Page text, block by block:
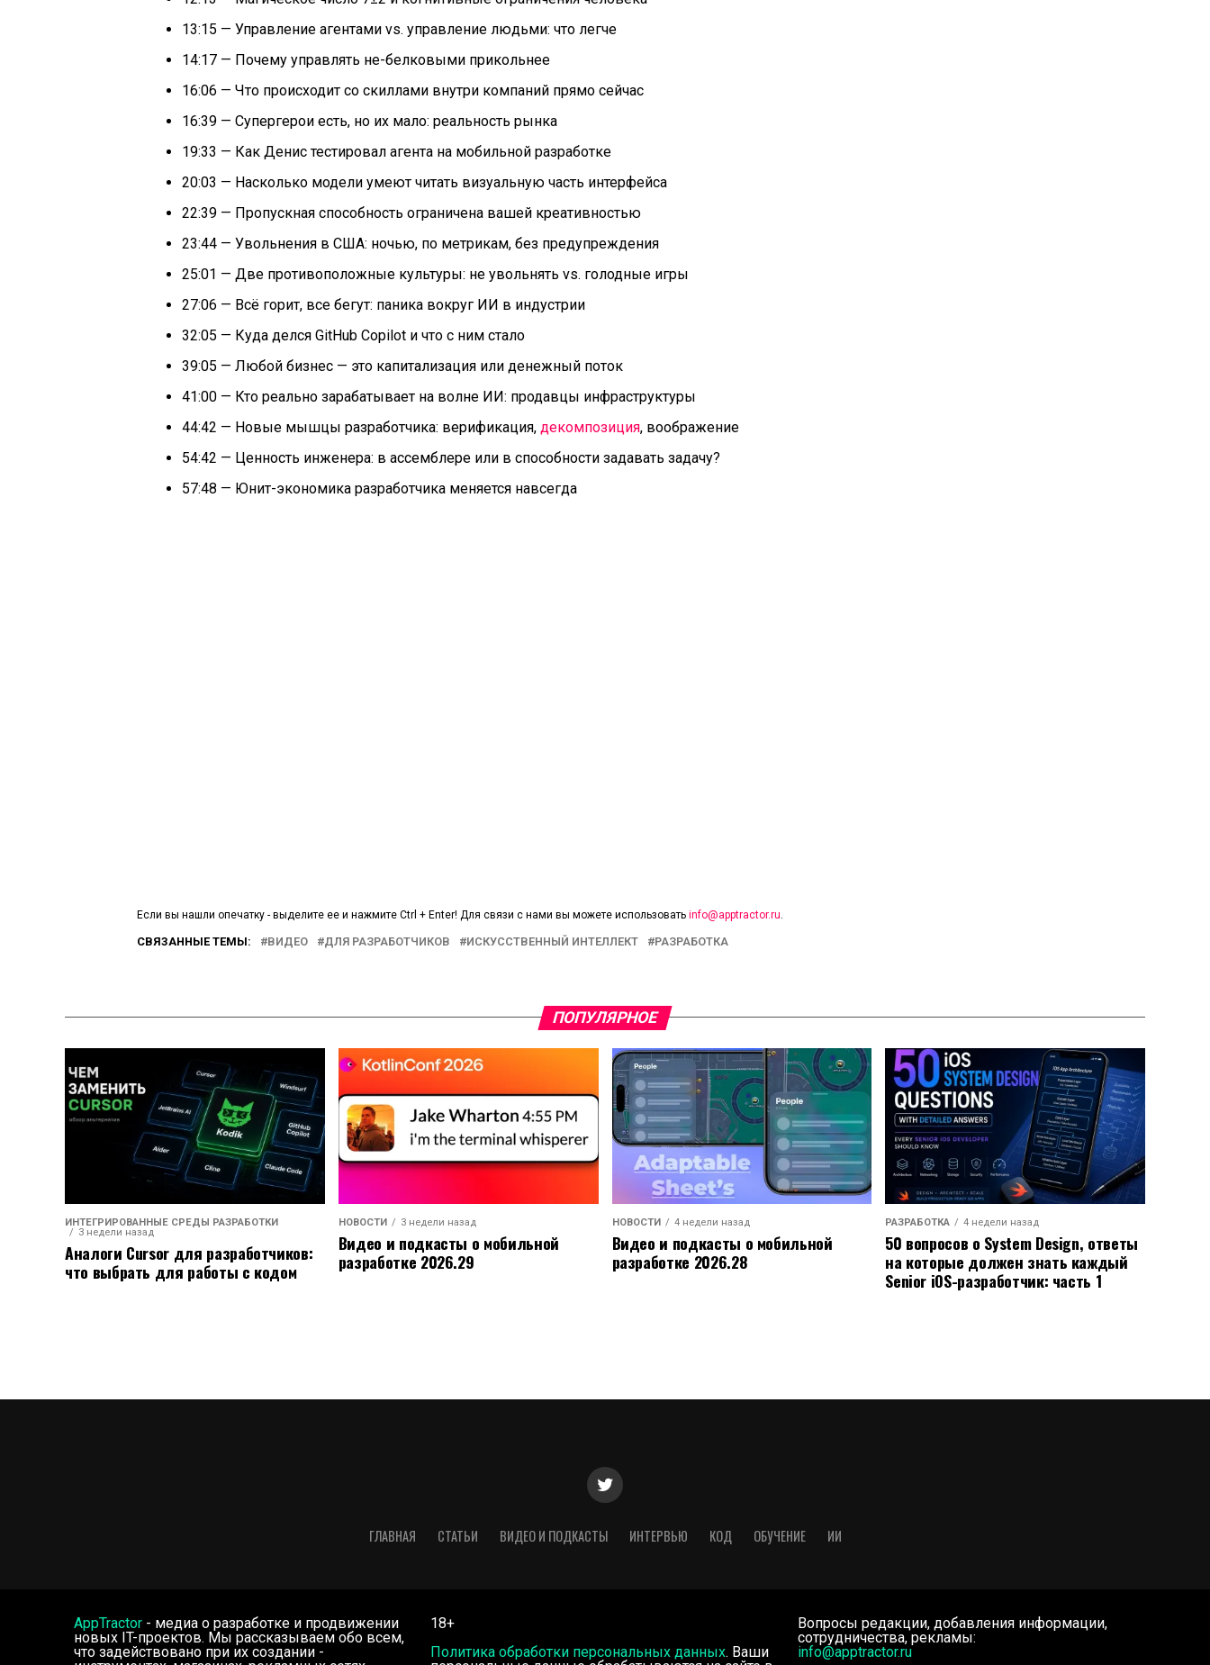
13:15 — Управление агентами vs. управление людьми: что легче
14:17 — Почему управлять не-белковыми прикольнее
16:06 — Что происходит со скиллами внутри компаний прямо сейчас
16:39 — Супергерои есть, но их мало: реальность рынка
19:33 — Как Денис тестировал агента на мобильной разработке
20:03 — Насколько модели умеют читать визуальную часть интерфейса
22:39 — Пропускная способность ограничена вашей креативностью
23:44 — Увольнения в США: ночью, по метрикам, без предупреждения
25:01 — Две противоположные культуры: не увольнять vs. голодные игры
27:06 — Всё горит, все бегут: паника вокруг ИИ в индустрии
32:05 — Куда делся GitHub Copilot и что с ним стало
39:05 — Любой бизнес — это капитализация или денежный поток
41:00 — Кто реально зарабатывает на волне ИИ: продавцы инфраструктуры
44:42 — Новые мышцы разработчика: верификация, декомпозиция, воображение
54:42 — Ценность инженера: в ассемблере или в способности задавать задачу?
57:48 — Юнит-экономика разработчика меняется навсегда
Если вы нашли опечатку - выделите ее и нажмите Ctrl + Enter! Для связи с нами вы можете использовать info@apptractor.ru
СВЯЗАННЫЕ ТЕМЫ: ВИДЕО ДЛЯ РАЗРАБОТЧИКОВ ИСКУССТВЕННЫЙ ИНТЕЛЛЕКТ РАЗРАБОТКА
ПОПУЛЯРНОЕ
ИНТЕГРИРОВАННЫЕ СРЕДЫ РАЗРАБОТКИ
3 недели назад
Аналоги Cursor для разработчиков:
что выбрать для работы с кодом
НОВОСТИ 3 недели назад
Видео и подкасты о мобильной
разработке 2026.29
НОВОСТИ 4 недели назад
Видео и подкасты о мобильной
разработке 2026.28
РАЗРАБОТКА 4 недели назад
50 вопросов о System Design, ответы
на которые должен знать каждый
Senior iOS-разработчик: часть 1
ГЛАВНАЯ СТАТЬИ ВИДЕО И ПОДКАСТЫ ИНТЕРВЬЮ КОД ОБУЧЕНИЕ ИИ
AppTractor - медиа о разработке и продвижении
новых IT-проектов. Мы рассказываем обо всем,
что задействовано при их создании -
18+
Политика обработки персональных данных. Ваши
Вопросы редакции, добавления информации,
сотрудничества, рекламы:
info@apptractor.ru